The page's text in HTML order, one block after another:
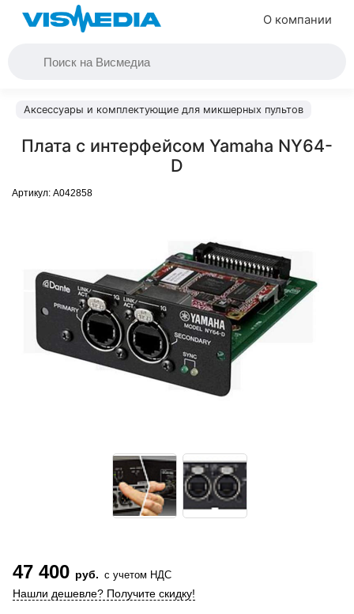
О компании
Аксессуары и комплектующие для микшерных пультов
Плата с интерфейсом Yamaha NY64-
D
Артикул: A042858
47 400 руб. с учетом НДС
Нашли дешевле? Получите скидку!